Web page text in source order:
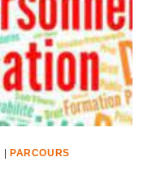
PARCOURS